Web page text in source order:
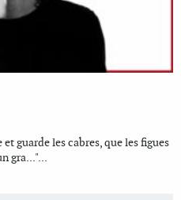
guarde les cabres, que les figues
gra..."...